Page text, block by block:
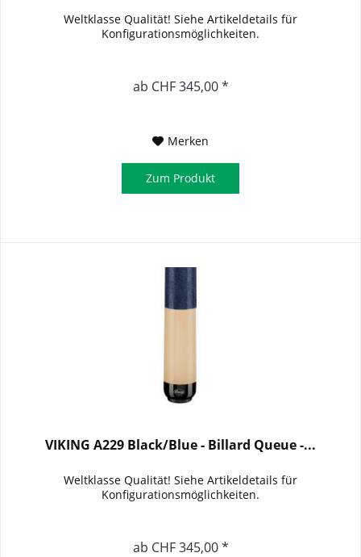
Weltklasse Qualität! Siehe Artikeldetails für
Konfigurationsmöglichkeiten.
ab CHF 345,00 *
Merken
Zum Produkt
VIKING A229 Black/Blue - Billard Queue -...
Weltklasse Qualität! Siehe Artikeldetails für
Konfigurationsmöglichkeiten.
ab CHF 345,00 *